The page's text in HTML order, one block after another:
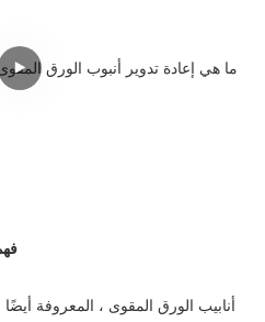
أنابيب الورق المقوى ، المعروفة